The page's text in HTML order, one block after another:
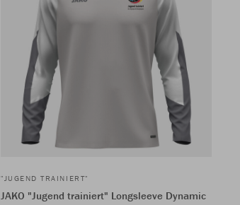
"JUGEND TRAINIERT"
JAKO "Jugend trainiert" Longsleeve Dynamic